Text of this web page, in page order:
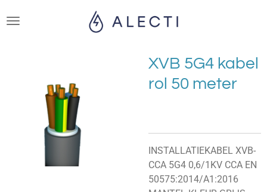
direct
XVB 5G4 kabel
rol 50 meter
INSTALLATIEKABEL XVB-
CCA 5G4 0,6/1KV CCA EN
50575:2014/A1:2016